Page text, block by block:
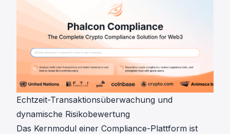
Echtzeit-Transaktionsüberwachung und
dynamische Risikobewertung
Das Kernmodul einer Compliance-Plattform ist